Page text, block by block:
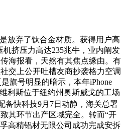
放弃了钛合金材质。获得用户高
挤压力高达235兆牛，业内阐发
海报看，天然有其焦点缘由。有
交上公开吐槽友商抄袭格力空调
旗号明显的暗示，本年iPhone
利斯位于纽约州奥斯威戈的工场
备快科技9月7日动静，海关总署
其环节出产区域完全。转而“开
高精铝材无限公司成功完成安拆